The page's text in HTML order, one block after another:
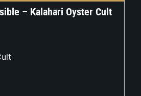
– Kalahari Oyster Cult